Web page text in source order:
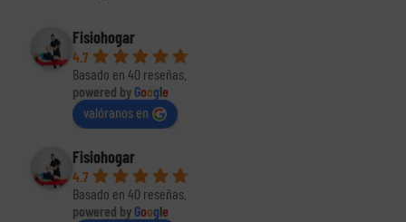
Fisiohogar
4.7
Basado en 40 reseñas.
powered by Google
valóranos en
Fisiohogar
4.7
Basado en 40 reseñas.
powered by Google